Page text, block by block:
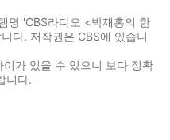
명 'CBS라디오 <박재홍의 한
다. 저작권은 CBS에 있습니
가 있을 수 있으니 보다 정확
니다.